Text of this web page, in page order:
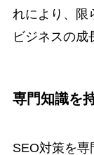
れにより、限
ビジネスの成
専門知識を
SEO対策を